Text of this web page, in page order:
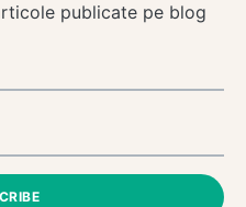
publicate pe blog